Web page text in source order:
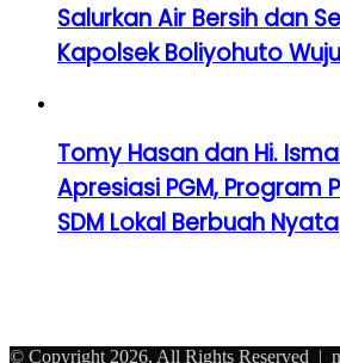
Salurkan Air Bersih dan
Kapolsek Boliyohuto
Tomy Hasan dan Hi.
Apresiasi PGM, Program
SDM Lokal Berbuah Nyata
© Copyright 2026, All Rights Reserved |